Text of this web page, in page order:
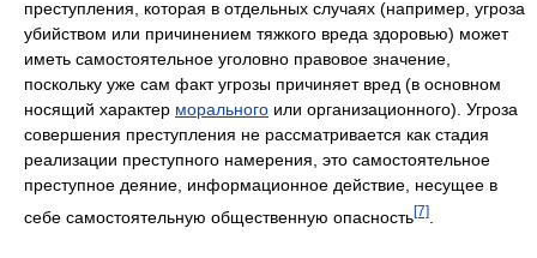
преступления, которая в отдельных случаях (например, угроза
убийством или причинением тяжкого вреда здоровью) может
иметь самостоятельное уголовно правовое значение,
поскольку уже сам факт угрозы причиняет вред (в основном
носящий характер морального или организационного). Угроза
совершения преступления не рассматривается как стадия
реализации преступного намерения, это самостоятельное
преступное деяние, информационное действие, несущее в
себе самостоятельную общественную опасность[7]